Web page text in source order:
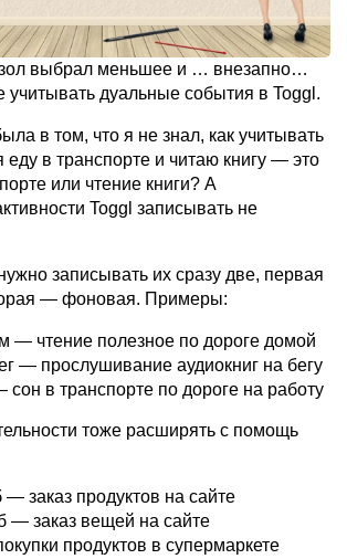
зол выбрал меньшее и … внезапно…
учитывать дуальные события в Toggl.
в том, что я не знал, как учитывать
еду в транспорте и читаю книгу — это
или чтение книги? А
Toggl записывать не
записывать их сразу две, первая
— фоновая. Примеры:
— чтение полезное по дороге домой
— прослушивание аудиокниг на бегу
сон в транспорте по дороге на работу
тоже расширять с помощь
— заказ продуктов на сайте
— заказ вещей на сайте
продуктов в супермаркете